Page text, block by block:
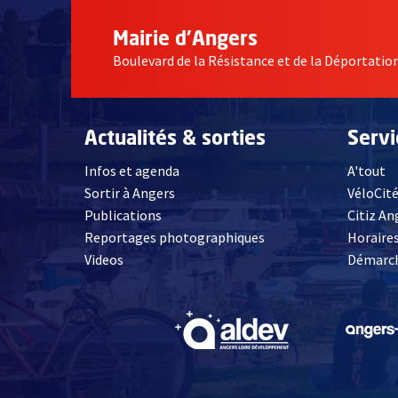
Mairie d'Angers
Boulevard de la Résistance et de la Déportation
Actualités & sorties
Infos et agenda
Sortir à Angers
Publications
Reportages photographiques
Videos, Ouvre une nouvelle fenêtre
A'tout
VéloCité
Citiz
, Ouvre une